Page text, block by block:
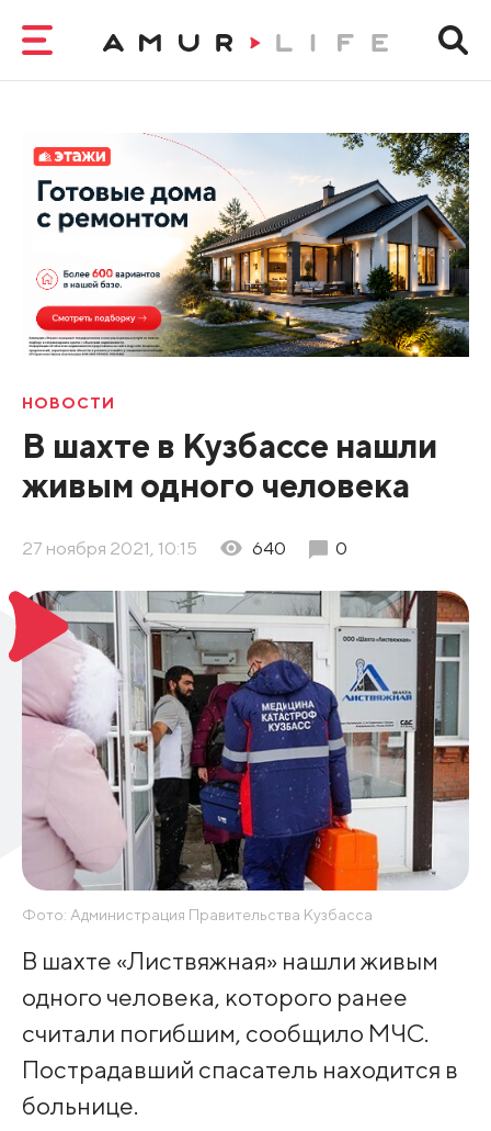
НОВОСТИ
В шахте в Кузбассе нашли
живым одного человека
27 ноября 2021, 10:15 640 0
Фото: Администрация Правительства Кузбасса
В шахте «Листвяжная» нашли живым
одного человека, которого ранее
считали погибшим, сообщило МЧС.
Пострадавший спасатель находится в
больнице.